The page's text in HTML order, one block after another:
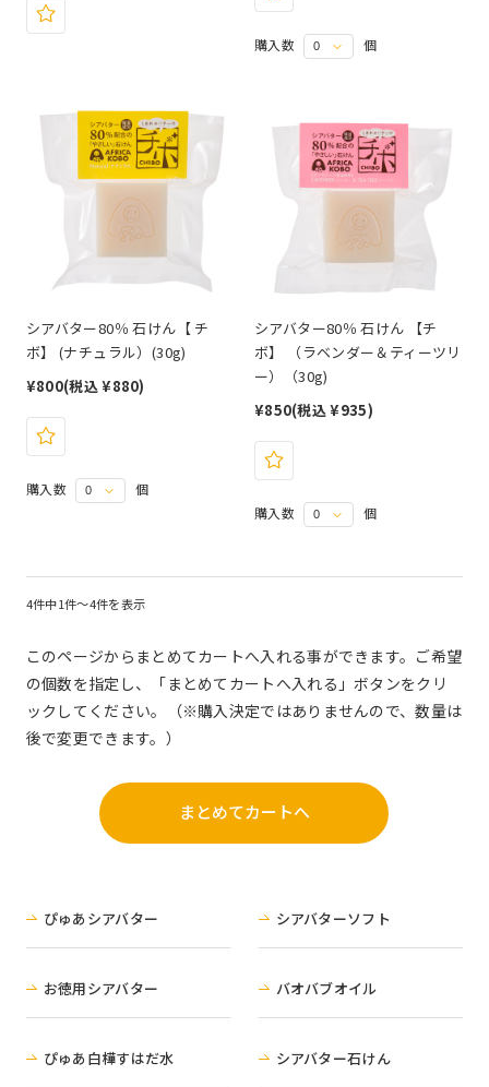
購入数 個
シアバター80％ 石けん【 チ
ボ】 (ナチュラル）(30g)
¥800(税込 ¥880)
購入数 個
シアバター80％ 石けん 【チ
ボ】 （ラベンダー＆ティーツリ
ー）（30g)
¥850(税込 ¥935)
購入数 個
4件中1件～4件を表示
このページからまとめてカートへ入れる事ができます。ご希望
の個数を指定し、「まとめてカートへ入れる」ボタンをクリ
ックしてください。（※購入決定ではありませんので、数量は
後で変更できます。）
ぴゅあシアバター シアバターソフト
お徳用シアバター バオバブオイル
ぴゅあ白樺すはだ水 シアバター石けん